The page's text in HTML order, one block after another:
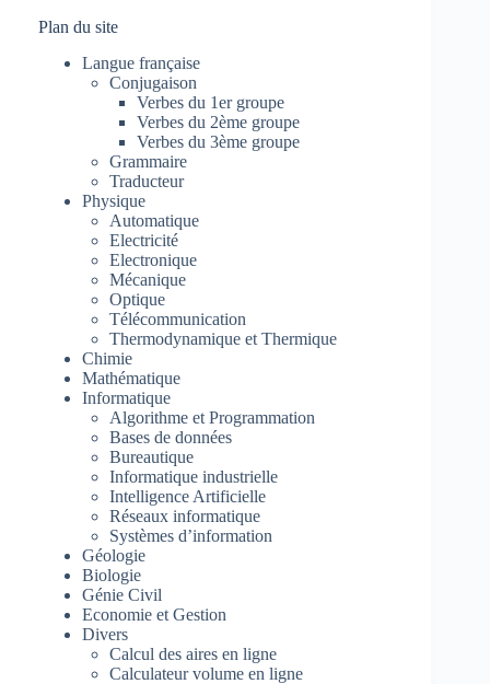
Plan du site
Langue française
Conjugaison
Verbes du 1er groupe
Verbes du 2ème groupe
Verbes du 3ème groupe
Grammaire
Traducteur
Physique
Automatique
Electricité
Electronique
Mécanique
Optique
Télécommunication
Thermodynamique et Thermique
Chimie
Mathématique
Informatique
Algorithme et Programmation
Bases de données
Bureautique
Informatique industrielle
Intelligence Artificielle
Réseaux informatique
Systèmes d’information
Géologie
Biologie
Génie Civil
Economie et Gestion
Divers
Calcul des aires en ligne
Calculateur volume en ligne